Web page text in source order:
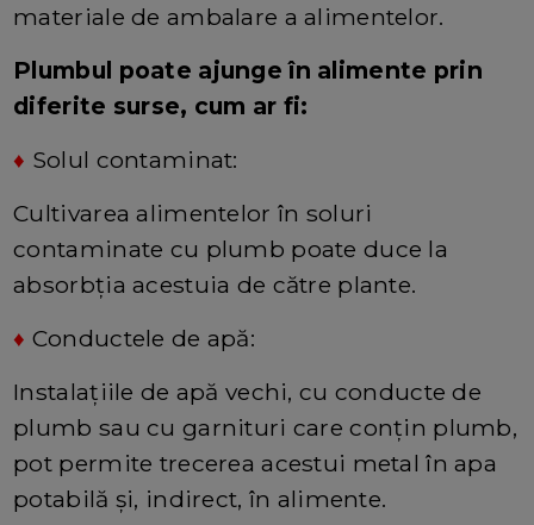
materiale de ambalare a alimentelor.
Plumbul poate ajunge în alimente prin
diferite surse, cum ar fi:
♦ Solul contaminat:
Cultivarea alimentelor în soluri
contaminate cu plumb poate duce la
absorbția acestuia de către plante.
♦ Conductele de apă:
Instalațiile de apă vechi, cu conducte de
plumb sau cu garnituri care conțin plumb,
pot permite trecerea acestui metal în apa
potabilă și, indirect, în alimente.